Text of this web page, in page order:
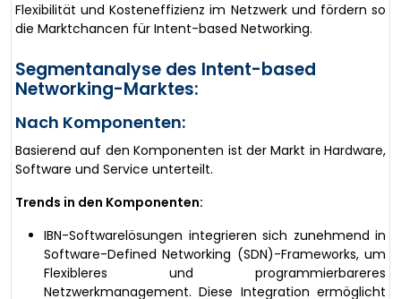
Flexibilität und Kosteneffizienz im Netzwerk und fördern so
die Marktchancen für Intent-based Networking.
Segmentanalyse des Intent-based
Networking-Marktes:
Nach Komponenten:
Basierend auf den Komponenten ist der Markt in Hardware,
Software und Service unterteilt.
Trends in den Komponenten:
IBN-Softwarelösungen integrieren sich zunehmend in
Software-Defined Networking (SDN)-Frameworks, um
Flexibleres und programmierbareres
Netzwerkmanagement. Diese Integration ermöglicht